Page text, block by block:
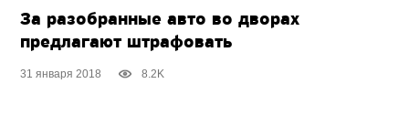
За разобранные авто во дворах
предлагают штрафовать
31 января 2018 8.2K